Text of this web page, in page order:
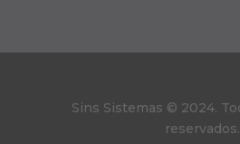
Sins Sistemas © 2024.
reservados.